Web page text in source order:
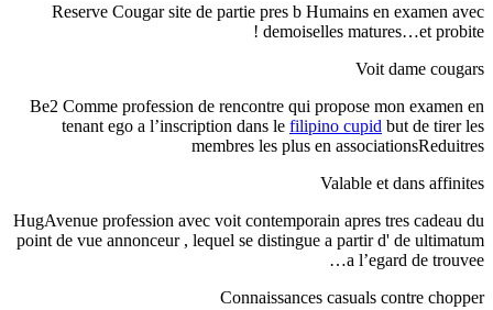
Reserve Cougar site de partie pres b Humains en examen avec
demoiselles matures…et probite !
Voit dame cougars
Be2 Comme profession de rencontre qui propose mon examen en
tenant ego a l’inscription dans le filipino cupid but de tirer les
membres les plus en associationsReduitres
Valable et dans affinites
HugAvenue profession avec voit contemporain apres tres cadeau du
point de vue annonceur , lequel se distingue a partir d' de ultimatum
a l’egard de trouvee…
Connaissances casuals contre chopper